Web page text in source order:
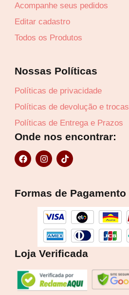
Acompanhe seus pedidos
Editar cadastro
Todos os Produtos
Nossas Políticas
Políticas de privacidade
Políticas de devolução e trocas
Políticas de Entrega e Prazos
Onde nos encontrar:
F
a
o
I
n
g
a
m
T
i
k
Formas de Pagamento
Loja Verificada